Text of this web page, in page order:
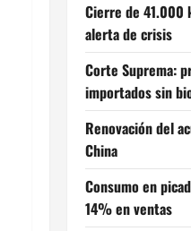
Cierre de 41.000
alerta de crisis
Corte Suprema:
importados sin
Renovación del
China
Consumo en
14% en ventas